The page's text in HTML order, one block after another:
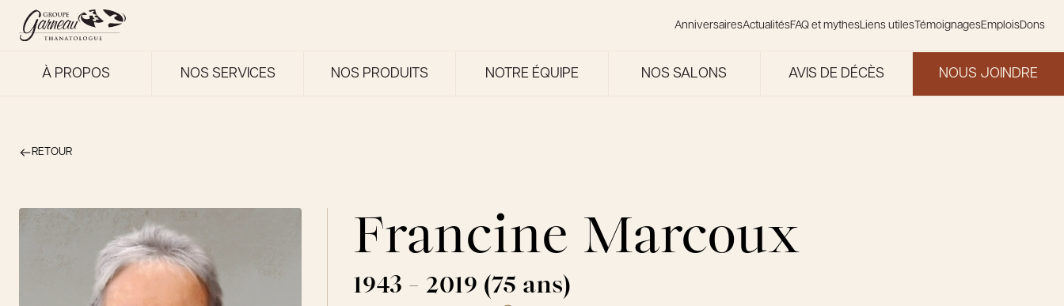
AnniversairesActualitésFAQ et mythesLiens utilesTémoignagesEmploisDons
À PROPOS NOS SERVICES NOS PRODUITS NOTRE ÉQUIPE NOS SALONS AVIS DE DÉCÈS NOUS JOINDRE
RETOUR
Francine Marcoux
1943 - 2019 (75 ans)